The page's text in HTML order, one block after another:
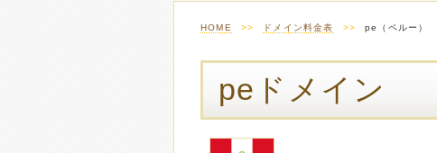
HOME >> ドメイン料金表 >> pe（ペルー）
peドメイン